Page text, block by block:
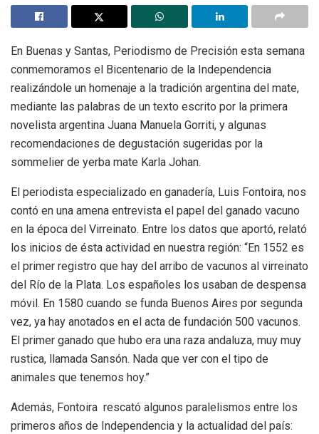
En Buenas y Santas, Periodismo de Precisión esta semana
conmemoramos el Bicentenario de la Independencia
realizándole un homenaje a la tradición argentina del mate,
mediante las palabras de un texto escrito por la primera
novelista argentina Juana Manuela Gorriti, y algunas
recomendaciones de degustación sugeridas por la
sommelier de yerba mate Karla Johan.
El periodista especializado en ganadería, Luis Fontoira, nos
contó en una amena entrevista el papel del ganado vacuno
en la época del Virreinato. Entre los datos que aportó, relató
los inicios de ésta actividad en nuestra región: “En 1552 es
el primer registro que hay del arribo de vacunos al virreinato
del Río de la Plata. Los españoles los usaban de despensa
móvil. En 1580 cuando se funda Buenos Aires por segunda
vez, ya hay anotados en el acta de fundación 500 vacunos.
El primer ganado que hubo era una raza andaluza, muy muy
rustica, llamada Sansón. Nada que ver con el tipo de
animales que tenemos hoy.”
Además, Fontoira rescató algunos paralelismos entre los
primeros años de Independencia y la actualidad del país: